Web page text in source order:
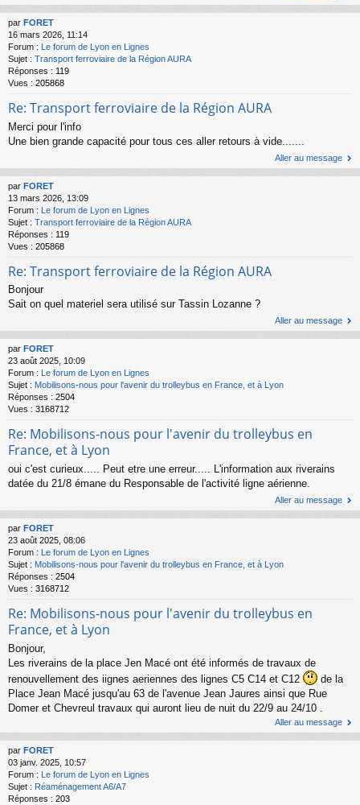
par FORET
16 mars 2026, 11:14
Forum : Le forum de Lyon en Lignes
Sujet : Transport ferroviaire de la Région AURA
Réponses : 119
Vues : 205868
Re: Transport ferroviaire de la Région AURA
Merci pour l'info
Une bien grande capacité pour tous ces aller retours à vide.......
Aller au message
par FORET
13 mars 2026, 13:09
Forum : Le forum de Lyon en Lignes
Sujet : Transport ferroviaire de la Région AURA
Réponses : 119
Vues : 205868
Re: Transport ferroviaire de la Région AURA
Bonjour
Sait on quel materiel sera utilisé sur Tassin Lozanne ?
Aller au message
par FORET
23 août 2025, 10:09
Forum : Le forum de Lyon en Lignes
Sujet : Mobilisons-nous pour l'avenir du trolleybus en France, et à Lyon
Réponses : 2504
Vues : 3168712
Re: Mobilisons-nous pour l'avenir du trolleybus en
France, et à Lyon
oui c'est curieux..... Peut etre une erreur..... L'information aux riverains
datée du 21/8 émane du Responsable de l'activité ligne aérienne.
Aller au message
par FORET
23 août 2025, 08:06
Forum :
Le forum de Lyon en Lignes
Sujet : Mobilisons-nous pour l'avenir du trolleybus en France, et à Lyon
Réponses : 2504
Vues : 3168712
Re: Mobilisons-nous pour l'avenir du trolleybus en
France, et à Lyon
Bonjour,
Les riverains de la place Jen Macé ont été informés de travaux de
renouvellement des iignes aeriennes des lignes C5 C14 et C12
de la
Place Jean Macé jusqu'au 63 de l'avenue Jean Jaures ainsi que Rue
Domer et Chevreul travaux qui auront lieu de nuit du 22/9 au 24/10 .
Aller au message
par FORET
03 janv. 2025, 10:57
Forum : Le forum de Lyon en Lignes
Sujet : Réaménagement A6/A7
Réponses : 203